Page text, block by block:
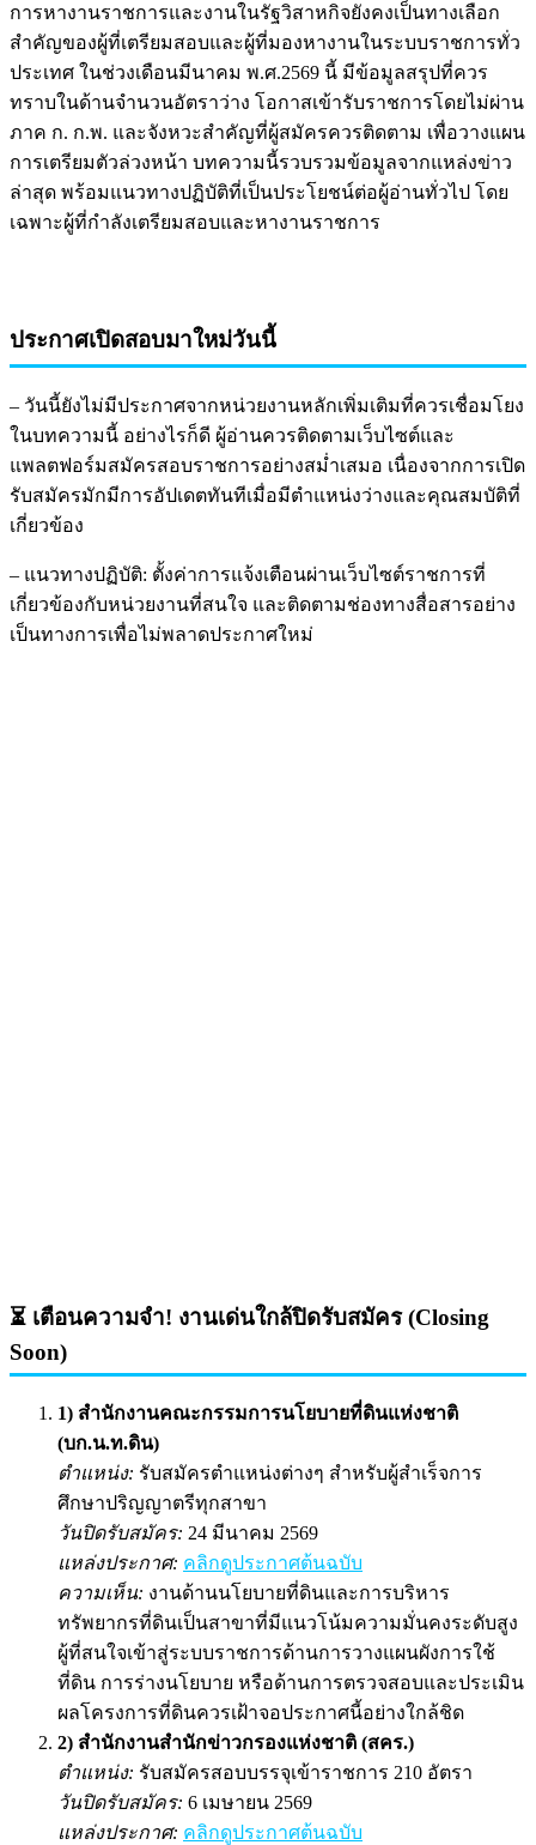
การหางานราชการและงานในรัฐวิสาหกิจยังคงเป็นทางเลือก
สำคัญของผู้ที่เตรียมสอบและผู้ที่มองหางานในระบบราชการทั่ว
ประเทศ ในช่วงเดือนมีนาคม พ.ศ.2569 นี้ มีข้อมูลสรุปที่ควร
ทราบในด้านจำนวนอัตราว่าง โอกาสเข้ารับราชการโดยไม่ผ่าน
ภาค ก. ก.พ. และจังหวะสำคัญที่ผู้สมัครควรติดตาม เพื่อวางแผน
การเตรียมตัวล่วงหน้า บทความนี้รวบรวมข้อมูลจากแหล่งข่าว
ล่าสุด พร้อมแนวทางปฏิบัติที่เป็นประโยชน์ต่อผู้อ่านทั่วไป โดย
เฉพาะผู้ที่กำลังเตรียมสอบและหางานราชการ
ประกาศเปิดสอบมาใหม่วันนี้
– วันนี้ยังไม่มีประกาศจากหน่วยงานหลักเพิ่มเติมที่ควรเชื่อมโยง
ในบทความนี้ อย่างไรก็ดี ผู้อ่านควรติดตามเว็บไซต์และ
แพลตฟอร์มสมัครสอบราชการอย่างสม่ำเสมอ เนื่องจากการเปิด
รับสมัครมักมีการอัปเดตทันทีเมื่อมีตำแหน่งว่างและคุณสมบัติที่
เกี่ยวข้อง
– แนวทางปฏิบัติ: ตั้งค่าการแจ้งเตือนผ่านเว็บไซต์ราชการที่
เกี่ยวข้องกับหน่วยงานที่สนใจ และติดตามช่องทางสื่อสารอย่าง
เป็นทางการเพื่อไม่พลาดประกาศใหม่
⏳ เตือนความจำ! งานเด่นใกล้ปิดรับสมัคร (Closing
Soon)
1) สำนักงานคณะกรรมการนโยบายที่ดินแห่งชาติ
(บก.น.ท.ดิน)
ตำแหน่ง: รับสมัครตำแหน่งต่างๆ สำหรับผู้สำเร็จการ
ศึกษาปริญญาตรีทุกสาขา
วันปิดรับสมัคร: 24 มีนาคม 2569
แหล่งประกาศ: คลิกดูประกาศต้นฉบับ
ความเห็น: งานด้านนโยบายที่ดินและการบริหาร
ทรัพยากรที่ดินเป็นสาขาที่มีแนวโน้มความมั่นคงระดับสูง
ผู้ที่สนใจเข้าสู่ระบบราชการด้านการวางแผนผังการใช้
ที่ดิน การร่างนโยบาย หรือด้านการตรวจสอบและประเมิน
ผลโครงการที่ดินควรเฝ้าจอประกาศนี้อย่างใกล้ชิด
2) สำนักงานสำนักข่าวกรองแห่งชาติ (สคร.)
ตำแหน่ง: รับสมัครสอบบรรจุเข้าราชการ 210 อัตรา
วันปิดรับสมัคร: 6 เมษายน 2569
แหล่งประกาศ: คลิกดูประกาศต้นฉบับ